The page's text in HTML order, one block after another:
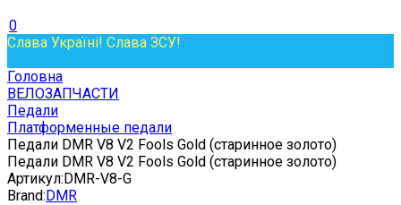
0
Слава Україні! Слава ЗСУ!
Головна
ВЕЛОЗАПЧАСТИ
Педали
Платформенные педали
Педали DMR V8 V2 Fools Gold (старинное золото)
Педали DMR V8 V2 Fools Gold (старинное золото)
Артикул:DMR-V8-G
Brand:DMR